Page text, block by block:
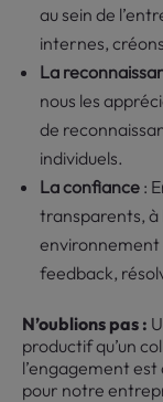
au sein de
internes,
La
nous les
de
individuels.
La confiance :
transparents, à
environnement
feedback,
N’oublions pas :
productif qu’un
l’engagement
pour notre